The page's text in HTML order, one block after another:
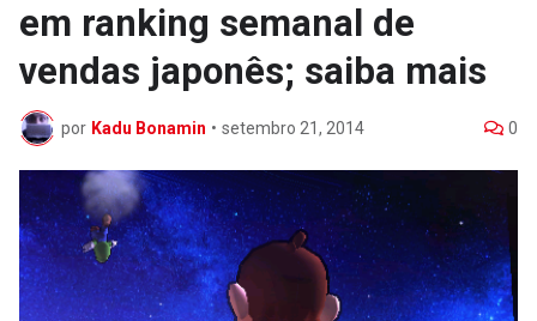
em ranking semanal de
vendas japonês; saiba mais
por Kadu Bonamin • setembro 21, 2014 0